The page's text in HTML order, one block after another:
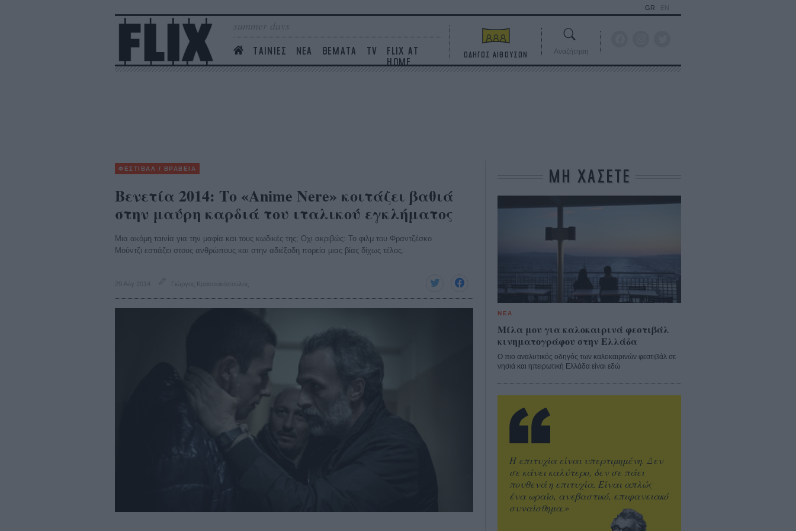
summer days
ΤΑΙΝΙΕΣ ΝΕΑ ΘΕΜΑΤΑ TV
FLIX AT
HOME
GR EN
ΟΔΗΓΟΣ ΑΙΘΟΥΣΩΝ Αναζήτηση
ΦΕΣΤΙΒΑΛ / ΒΡΑΒΕΙΑ
Βενετία 2014: Το «Anime Nere» κοιτάζει βαθιά
στην μαύρη καρδιά του ιταλικού εγκλήματος
Μια ακόμη ταινία για την μαφία και τους κωδικές της; Οχι ακριβώς: Το φιλμ του Φραντζέσκο
Μούντζι εστιάζει στους ανθρώπους και στην αδιέξοδη πορεία μιας βίας δίχως τέλος.
29 Αύγ 2014 Γιώργος Κρασσακόπουλος
ΜΗ ΧΑΣΕΤΕ
ΝΕΑ
Μίλα μου για καλοκαιρινά φεστιβάλ
κινηματογράφου στην Ελλάδα
Ο πιο αναλυτικός οδηγός των καλοκαιρινών φεστιβάλ σε
νησιά και ηπειρωτική Ελλάδα είναι εδώ
Η επιτυχία είναι υπερτιμημένη. Δεν
σε κάνει καλύτερο, δεν σε πάει
πουθενά η επιτυχία. Είναι απλώς
ένα ωραίο, ανεβαστικό, επιφανειακό
συναίσθημα.»